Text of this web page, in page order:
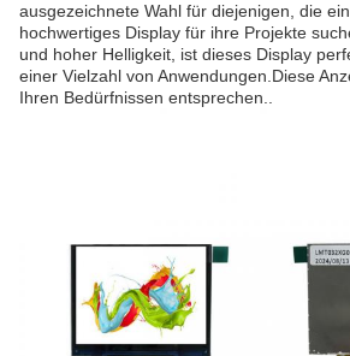
ausgezeichnete Wahl für diejenigen, die
hochwertiges Display für ihre Projekte
und hoher Helligkeit, ist dieses Display
einer Vielzahl von Anwendungen.Diese
Ihren Bedürfnissen entsprechen..